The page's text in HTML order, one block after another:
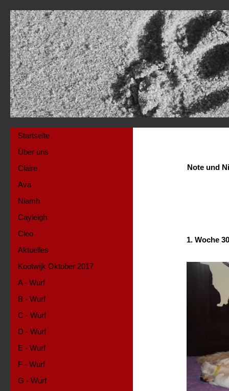
Note und
1. Woche
Startseite
Über uns
Claire
Ava
Niamh
Cayleigh
Cleo
Aktuelles
Kootwijk Oktober 2017
A - Wurf
B - Wurf
C - Wurf
D - Wurf
E - Wurf
F - Wurf
G - Wurf